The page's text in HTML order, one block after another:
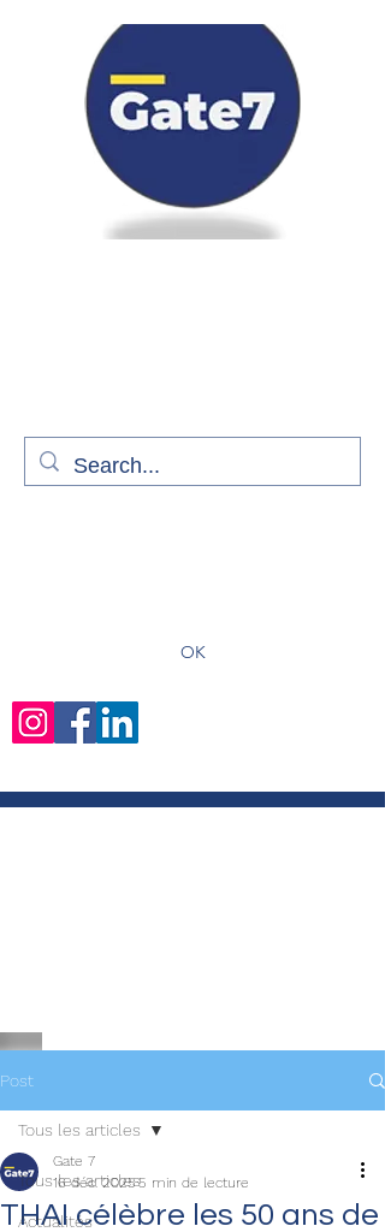
OK
Post
Tous les articles
Actualités
Tous les articles
THAI célèbre les 50 ans de
Gate 7
16 déc. 20255 min de lecture